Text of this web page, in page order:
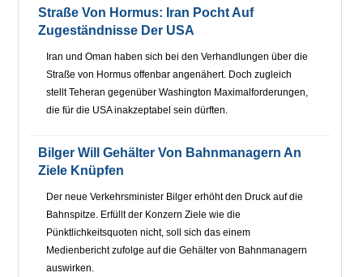
Straße Von Hormus: Iran Pocht Auf
Zugeständnisse Der USA
Iran und Oman haben sich bei den Verhandlungen über die
Straße von Hormus offenbar angenähert. Doch zugleich
stellt Teheran gegenüber Washington Maximalforderungen,
die für die USA inakzeptabel sein dürften.
Bilger Will Gehälter Von Bahnmanagern An
Ziele Knüpfen
Der neue Verkehrsminister Bilger erhöht den Druck auf die
Bahnspitze. Erfüllt der Konzern Ziele wie die
Pünktlichkeitsquoten nicht, soll sich das einem
Medienbericht zufolge auf die Gehälter von Bahnmanagern
auswirken.